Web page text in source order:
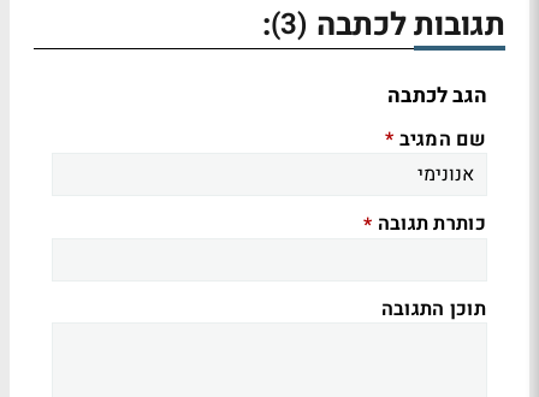
תגובות לכתבה (3)
:
הגב לכתבה
שם המגיב *
כותרת תגובה *
תוכן התגובה